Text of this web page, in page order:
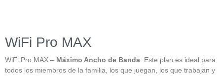
WiFi Pro MAX
WiFi Pro MAX – Máximo Ancho de Banda . Este plan es ideal para
todos los miembros de la familia, los que juegan, los que trabajan y